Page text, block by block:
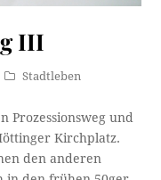
III
Stadtleben
Prozessionsweg und
Kirchplatz.
den anderen